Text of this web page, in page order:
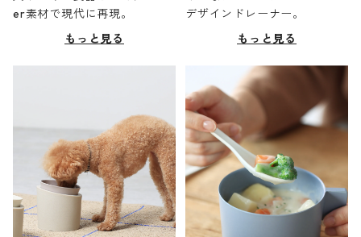
er素材で現代に再現。
もっと見る
デザインドレーナー。
もっと見る